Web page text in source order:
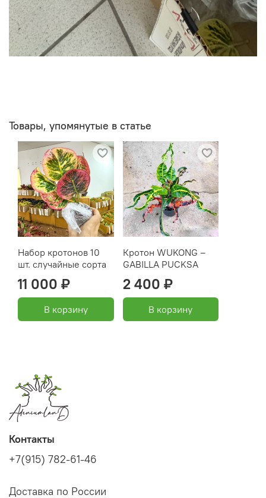
Товары, упомянутые в статье
Набор кротонов 10
шт. случайные сорта
11 000 ₽
В корзину
Кротон WUKONG –
GABILLA PUCKSA
2 400 ₽
В корзину
Контакты
+7(915) 782-61-46
Доставка по России